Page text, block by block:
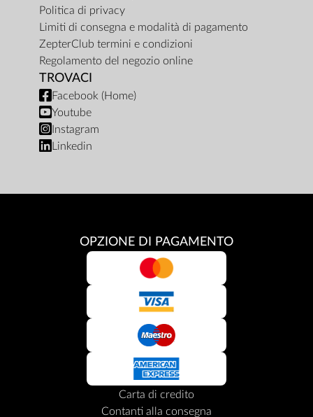
Politica di privacy
Limiti di consegna e modalità di pagamento
ZepterClub termini e condizioni
Regolamento del negozio online
TROVACI
Facebook (Home)
Youtube
Instagram
Linkedin
OPZIONE DI PAGAMENTO
Carta di credito
Contanti alla consegna